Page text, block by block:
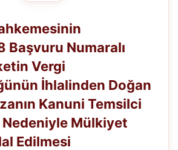
2019/17968
Başvuru
Numaralı
Kararı
–
Şirketin
Vergi
Yükümlülüğünün
İhlalinden
Doğan
Vergi
ve
Başvuru Numaralı
Vergi
İhlalinden Doğan
Kanuni Temsilci
Nedeniyle Mülkiyet
Edilmesi